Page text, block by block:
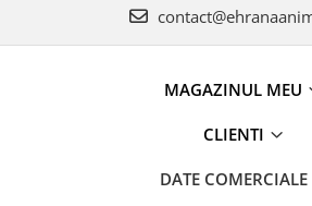
MAGAZINUL MEU
CLIENTI
DATE COMERCIALE